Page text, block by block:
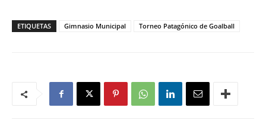
ETIQUETAS Gimnasio Municipal Torneo Patagónico de Goalball